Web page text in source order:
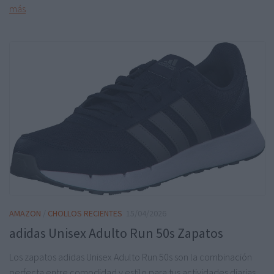
más
AMAZON CHOLLOS RECIENTES
adidas Unisex Adulto Run 50s Zapatos
Los zapatos adidas Unisex Adulto Run 50s son la combinación